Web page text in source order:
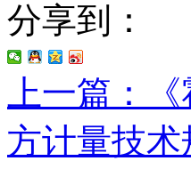
分享到：
上一篇：
方计量技术